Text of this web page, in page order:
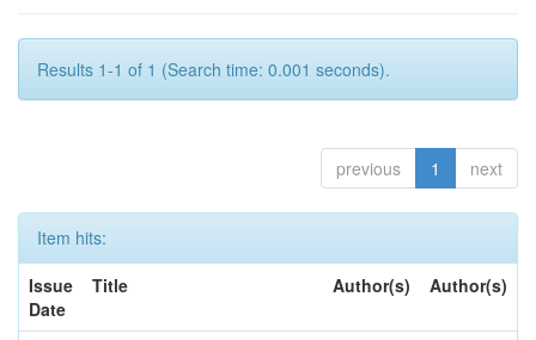
Results 1-1 of 1 (Search time: 0.001 seconds).
previous 1 next
Item hits:
Issue
Date
Title Author(s) Author(s)